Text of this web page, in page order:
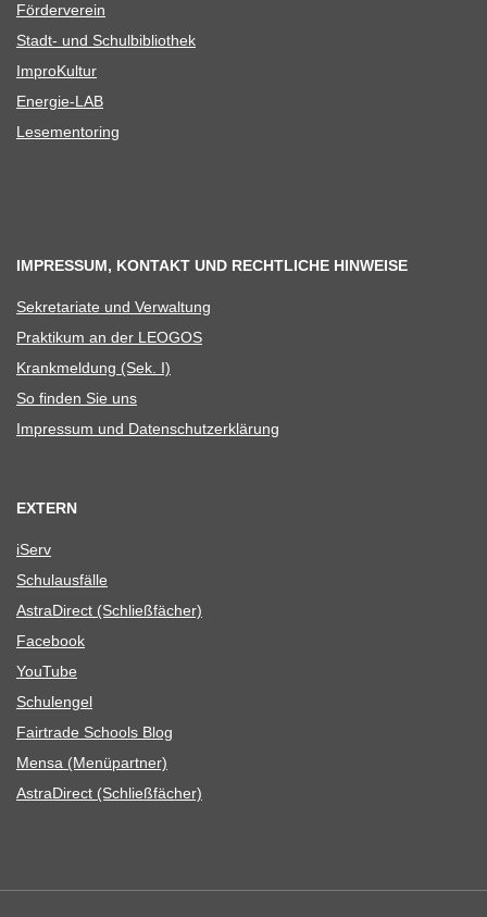
För­der­ver­ein
Stadt- und Schulbibliothek
Impro­Kul­tur
Ener­­gie-LAB
Lese­men­to­ring
IMPRESSUM, KONTAKT UND RECHTLICHE HINWEISE
Sekre­ta­riate und Verwaltung
Prak­ti­kum an der LEOGOS
Krank­mel­dung (Sek. I)
So fin­den Sie uns
Impres­sum und Datenschutzerklärung
EXTERN
iServ
Schul­aus­fälle
Astra­Di­rect (Schließ­fä­cher)
Face­book
You­Tube
Schul­en­gel
Fair­trade Schools Blog
Mensa (Menü­part­ner)
Astra­Di­rect (Schließ­fä­cher)